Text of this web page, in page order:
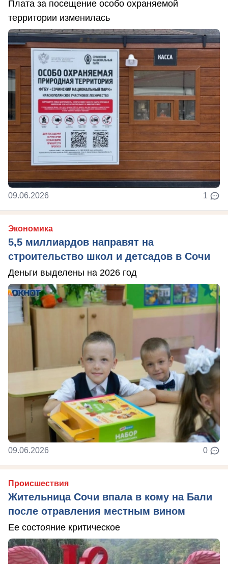
Плата за посещение особо охраняемой
территории изменилась
09.06.2026 1
Экономика
5,5 миллиардов направят на
строительство школ и детсадов в Сочи
Деньги выделены на 2026 год
09.06.2026 0
Происшествия
Жительница Сочи впала в кому на Бали
после отравления местным вином
Ее состояние критическое